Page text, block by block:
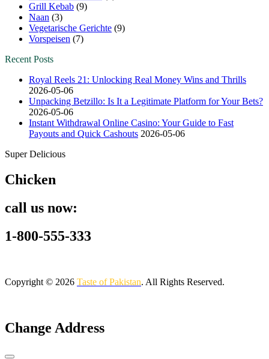
Grill Kebab (9)
Naan (3)
Vegetarische Gerichte (9)
Vorspeisen (7)
Recent Posts
Royal Reels 21: Unlocking Real Money Wins and Thrills
2026-05-06
Unpacking Betzillo: Is It a Legitimate Platform for Your Bets?
2026-05-06
Instant Withdrawal Online Casino: Your Guide to Fast
Payouts and Quick Cashouts 2026-05-06
Super Delicious
Chicken
call us now:
1-800-555-333
Copyright © 2026 Taste of Pakistan. All Rights Reserved.
Change Address